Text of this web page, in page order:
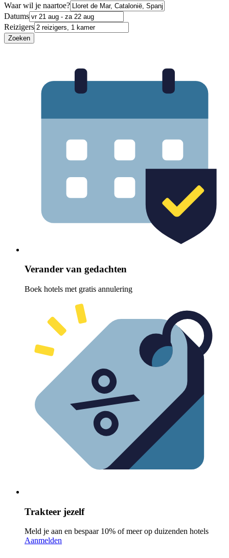
Waar wil je naartoe?
Datums
Reizigers
Zoeken
Verander van gedachten
Boek hotels met gratis annulering
Trakteer jezelf
Meld je aan en bespaar 10% of meer op duizenden hotels
Aanmelden